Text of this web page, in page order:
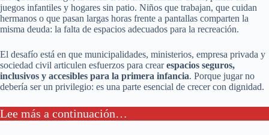
juegos infantiles y hogares sin patio. Niños que trabajan, que cuidan
hermanos o que pasan largas horas frente a pantallas comparten la
misma deuda: la falta de espacios adecuados para la recreación.
El desafío está en que municipalidades, ministerios, empresa privada y
sociedad civil articulen esfuerzos para crearespacios seguros,
inclusivos y accesibles para la primera infancia. Porque jugar no
debería ser un privilegio: es una parte esencial de crecer con dignidad.
Lee más a continuación…